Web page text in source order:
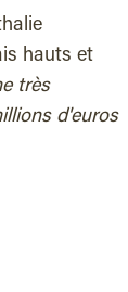
hauts et
très
d'euros